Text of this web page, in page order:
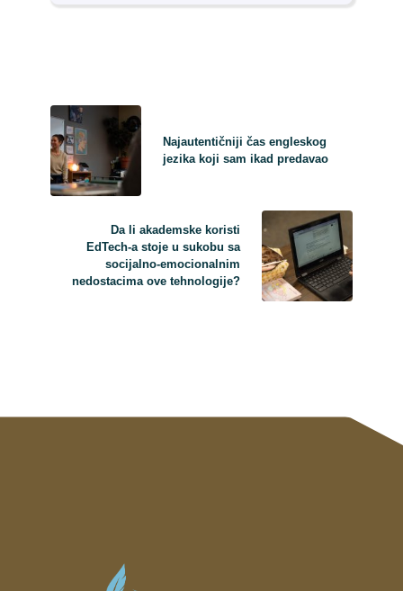
Najautentičniji čas engleskog
jezika koji sam ikad predavao
Da li akademske koristi
EdTech-a stoje u sukobu sa
socijalno-emocionalnim
nedostacima ove tehnologije?